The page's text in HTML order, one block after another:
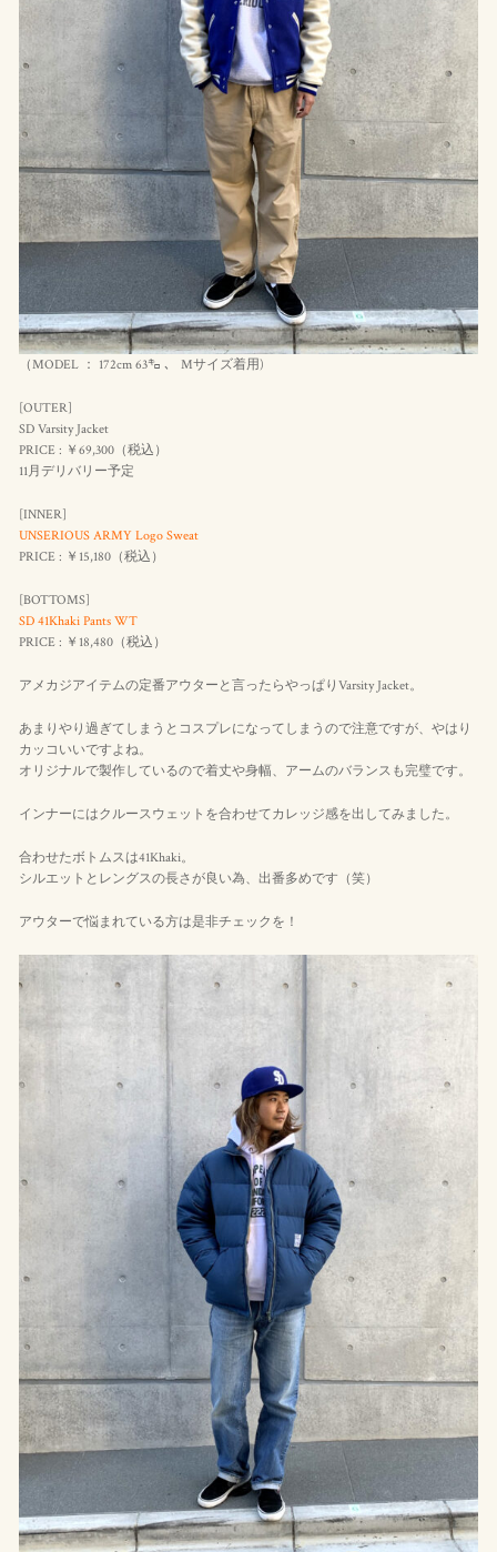
（MODEL ： 172cm 63㌔ 、 Mサイズ着用)
[OUTER]
SD Varsity Jacket
PRICE : ￥69,300（税込 ）
11月デリバリー予定
[INNER]
UNSERIOUS ARMY Logo Sweat
PRICE : ￥15,180（税込 ）
[BOTTOMS]
SD 41Khaki Pants WT
PRICE : ￥18,480（税込 ）
アメカジアイテムの定番アウターと言ったらやっぱりVarsity Jacket。
あまりやり過ぎてしまうとコスプレになってしまうので注意ですが、やはり
カッコいいですよね。
オリジナルで製作しているので着丈や身幅、アームのバランスも完璧です。
インナーにはクルースウェットを合わせてカレッジ感を出してみました。
合わせたボトムスは41Khaki。
シルエットとレングスの長さが良い為、出番多めです（笑）
アウターで悩まれている方は是非チェックを！